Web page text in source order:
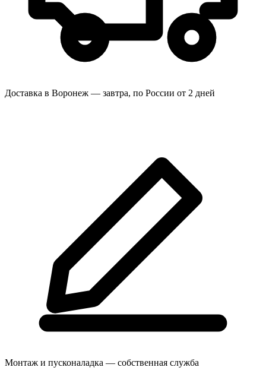
Доставка в Воронеж — завтра, по России от 2 дней
Монтаж и пусконаладка — собственная служба